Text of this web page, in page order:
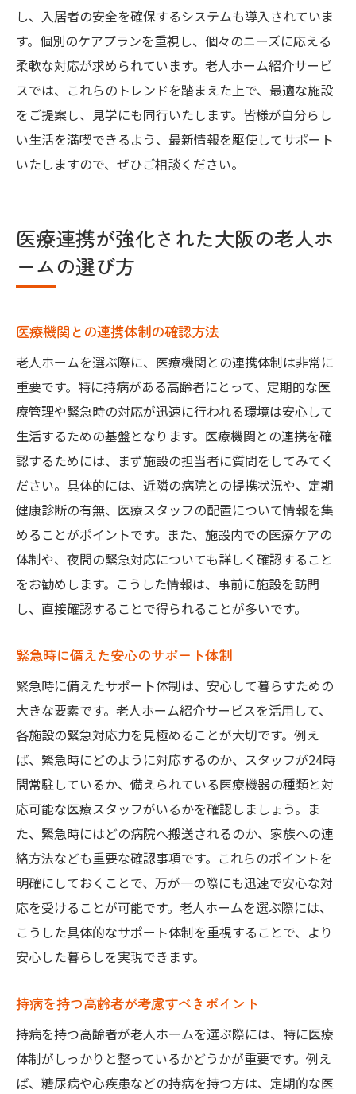
し、入居者の安全を確保するシステムも導入されていま
す。個別のケアプランを重視し、個々のニーズに応える
柔軟な対応が求められています。老人ホーム紹介サービ
スでは、これらのトレンドを踏まえた上で、最適な施設
をご提案し、見学にも同行いたします。皆様が自分らし
い生活を満喫できるよう、最新情報を駆使してサポート
いたしますので、ぜひご相談ください。
医療連携が強化された大阪の老人ホ
ームの選び方
医療機関との連携体制の確認方法
老人ホームを選ぶ際に、医療機関との連携体制は非常に
重要です。特に持病がある高齢者にとって、定期的な医
療管理や緊急時の対応が迅速に行われる環境は安心して
生活するための基盤となります。医療機関との連携を確
認するためには、まず施設の担当者に質問をしてみてく
ださい。具体的には、近隣の病院との提携状況や、定期
健康診断の有無、医療スタッフの配置について情報を集
めることがポイントです。また、施設内での医療ケアの
体制や、夜間の緊急対応についても詳しく確認すること
をお勧めします。こうした情報は、事前に施設を訪問
し、直接確認することで得られることが多いです。
緊急時に備えた安心のサポート体制
緊急時に備えたサポート体制は、安心して暮らすための
大きな要素です。老人ホーム紹介サービスを活用して、
各施設の緊急対応力を見極めることが大切です。例え
ば、緊急時にどのように対応するのか、スタッフが24時
間常駐しているか、備えられている医療機器の種類と対
応可能な医療スタッフがいるかを確認しましょう。ま
た、緊急時にはどの病院へ搬送されるのか、家族への連
絡方法なども重要な確認事項です。これらのポイントを
明確にしておくことで、万が一の際にも迅速で安心な対
応を受けることが可能です。老人ホームを選ぶ際には、
こうした具体的なサポート体制を重視することで、より
安心した暮らしを実現できます。
持病を持つ高齢者が考慮すべきポイント
持病を持つ高齢者が老人ホームを選ぶ際には、特に医療
体制がしっかりと整っているかどうかが重要です。例え
ば、糖尿病や心疾患などの持病を持つ方は、定期的な医